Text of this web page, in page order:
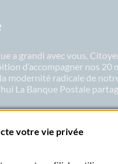
a grandi avec vous.
d’accompagner nos
modernité radicale de
La Banque Postale
engagements
votre vie privée